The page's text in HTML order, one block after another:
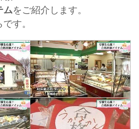
ムをご紹介します。
す。